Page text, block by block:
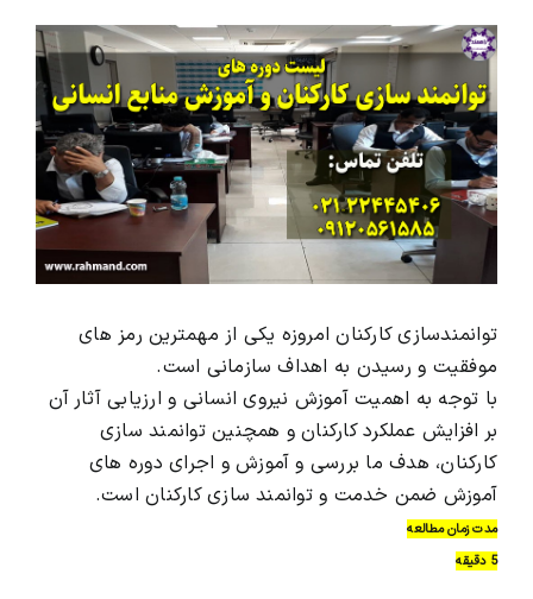
محصولات و بسته های آموزشیVIP
درباره ما و تماس با ما
View
Image
توانمندسازی کارکنان امروزه یکی از مهمترین رمز های
موفقیت و رسیدن به اهداف سازمانی است.
با توجه به اهمیت آموزش نیروی انسانی و ارزیابی آثار آن
بر افزایش عملکرد کارکنان و همچنین توانمند سازی
کارکنان، هدف ما بررسی و آموزش و اجرای دوره های
آموزش ضمن خدمت و توانمند سازی کارکنان است.
مدت زمان مطالعه
5 دقیقه